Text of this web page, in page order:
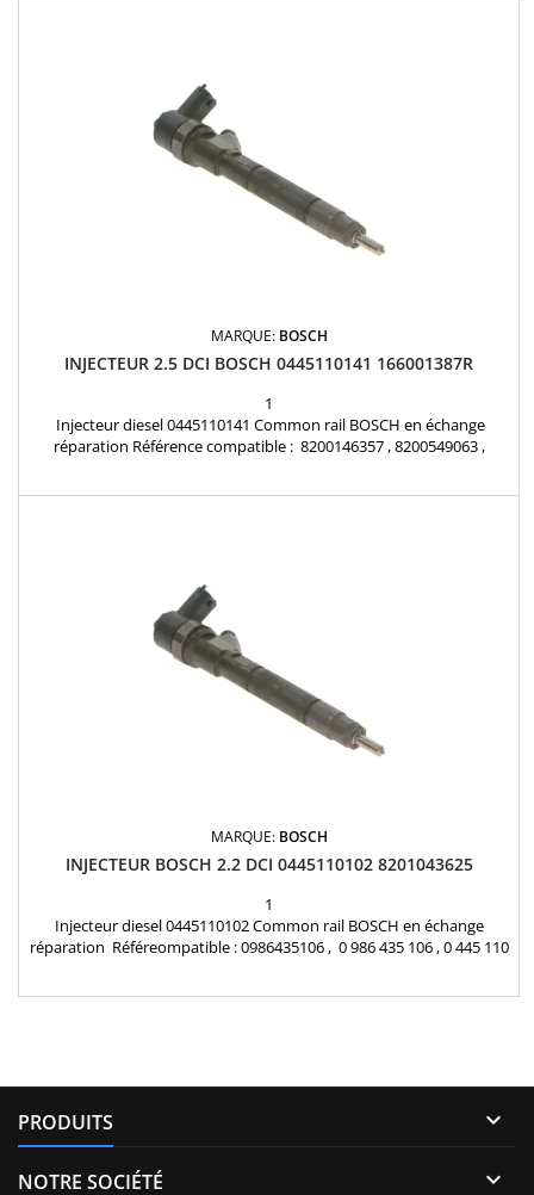
MARQUE: BOSCH
INJECTEUR 2.5 DCI BOSCH 0445110141 166001387R
1
Injecteur diesel 0445110141 Common rail BOSCH en échange
réparation Référence compatible : 8200146357 , 8200549063 ,
MARQUE: BOSCH
INJECTEUR BOSCH 2.2 DCI 0445110102 8201043625
1
Injecteur diesel 0445110102 Common rail BOSCH en échange
réparation Référeompatible : 0986435106 , 0 986 435 106 , 0 445 110
PRODUITS 
NOTRE SOCIÉTÉ 